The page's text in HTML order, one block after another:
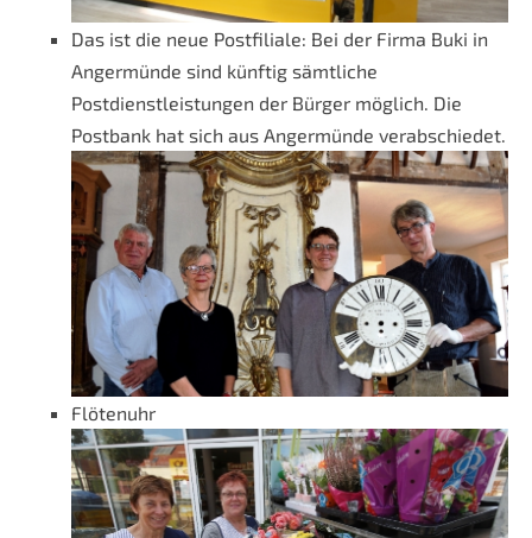
Das ist die neue Postfiliale: Bei der Firma Buki in
Angermünde sind künftig sämtliche
Postdienstleistungen der Bürger möglich. Die
Postbank hat sich aus Angermünde verabschiedet.
Flötenuhr